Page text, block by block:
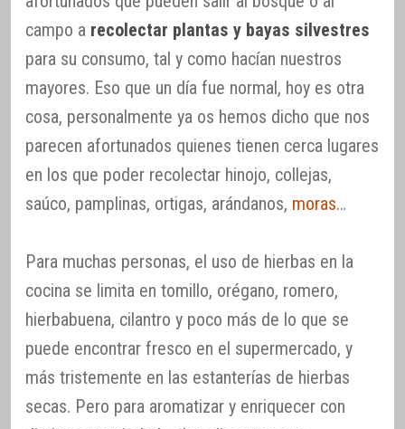
campo a recolectar plantas y bayas silvestres
para su consumo, tal y como hacían nuestros
mayores. Eso que un día fue normal, hoy es otra
cosa, personalmente ya os hemos dicho que nos
parecen afortunados quienes tienen cerca lugares
en los que poder recolectar hinojo, collejas,
saúco, pamplinas, ortigas, arándanos, moras…
Para muchas personas, el uso de hierbas en la
cocina se limita en tomillo, orégano, romero,
hierbabuena, cilantro y poco más de lo que se
puede encontrar fresco en el supermercado, y
más tristemente en las estanterías de hierbas
secas. Pero para aromatizar y enriquecer con